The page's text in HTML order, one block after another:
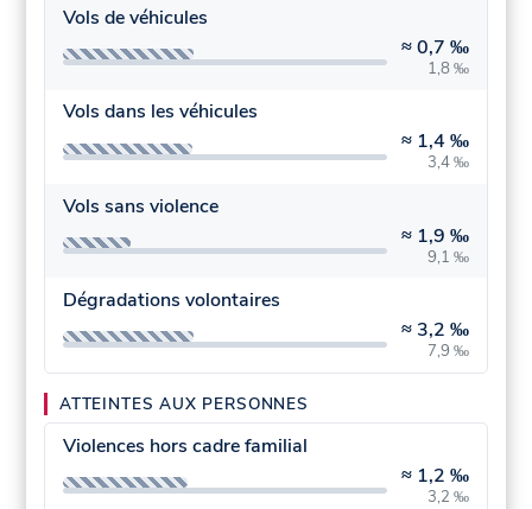
Vols de véhicules
≈0,7 ‰
1,8 ‰
Vols dans les véhicules
≈ 1,4 ‰
3,4 ‰
Vols sans violence
≈ 1,9 ‰
9,1 ‰
Dégradations volontaires
≈ 3,2 ‰
7,9 ‰
ATTEINTES AUX PERSONNES
Violences hors cadre familial
≈ 1,2 ‰
3,2 ‰